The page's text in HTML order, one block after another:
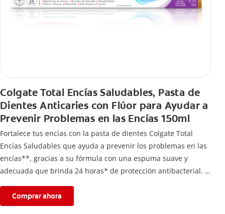
Colgate Total Encías Saludables, Pasta de
Dientes Anticaries con Flúor para Ayudar a
Prevenir Problemas en las Encías 150ml
Fortalece tus encías con la pasta de dientes Colgate Total
Encías Saludables que ayuda a prevenir los problemas en las
encías**, gracias a su fórmula con una espuma suave y
adecuada que brinda 24 horas* de protección antibacterial.
semanas.
**Causados por bacterias.
Comprar ahora